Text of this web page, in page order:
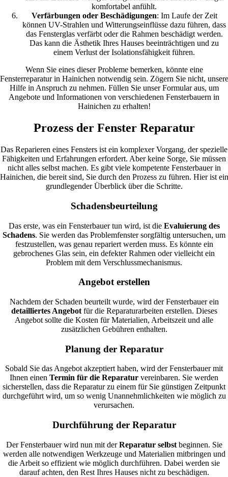
komfortabel anfühlt.
Verfärbungen oder Beschädigungen: Im Laufe der Zeit
können UV-Strahlen und Witterungseinflüsse dazu führen, dass
das Fensterglas verfärbt oder die Rahmen beschädigt werden.
Das kann die Ästhetik Ihres Hauses beeinträchtigen und zu
einem Verlust der Isolationsfähigkeit führen.
Wenn Sie eines dieser Probleme bemerken, könnte eine
Fensterreparatur in Hainichen notwendig sein. Zögern Sie nicht, unsere
Hilfe in Anspruch zu nehmen. Füllen Sie unser Formular aus, um
Angebote und Informationen von verschiedenen Fensterbauern in
Hainichen zu erhalten!
Prozess der Fenster Reparatur
Das Reparieren eines Fensters ist ein komplexer Vorgang, der spezielle
Fähigkeiten und Erfahrungen erfordert. Aber keine Sorge, Sie müssen
nicht alles selbst machen. Es gibt viele kompetente Fensterbauer in
Hainichen, die bereit sind, Sie durch den Prozess zu führen. Hier ist ein
grundlegender Überblick über die Schritte.
Schadensbeurteilung
Das erste, was ein Fensterbauer tun wird, ist die Evaluierung des
Schadens. Sie werden das Problemfenster sorgfältig untersuchen, um
festzustellen, was genau repariert werden muss. Es könnte ein
gebrochenes Glas sein, ein defekter Rahmen oder vielleicht ein
Problem mit dem Verschlussmechanismus.
Angebot erstellen
Nachdem der Schaden beurteilt wurde, wird der Fensterbauer ein
detailliertes Angebotfür die Reparaturarbeiten erstellen. Dieses
Angebot sollte die Kosten für Materialien, Arbeitszeit und alle
zusätzlichen Gebühren enthalten.
Planung der Reparatur
Sobald Sie das Angebot akzeptiert haben, wird der Fensterbauer mit
Ihnen einen Termin für die Reparatur vereinbaren. Sie werden
sicherstellen, dass die Reparatur zu einem für Sie günstigen Zeitpunkt
durchgeführt wird, um so wenig Unannehmlichkeiten wie möglich zu
verursachen.
Durchführung der Reparatur
Der Fensterbauer wird nun mit derReparatur selbstbeginnen. Sie
werden alle notwendigen Werkzeuge und Materialien mitbringen und
die Arbeit so effizient wie möglich durchführen. Dabei werden sie
darauf achten, den Rest Ihres Hauses nicht zu beschädigen.